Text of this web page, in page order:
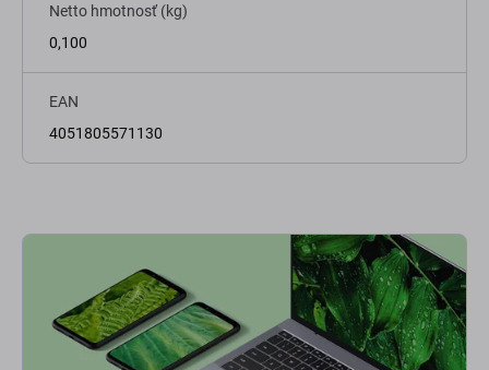
Netto hmotnosť (kg)
0,100
EAN
4051805571130